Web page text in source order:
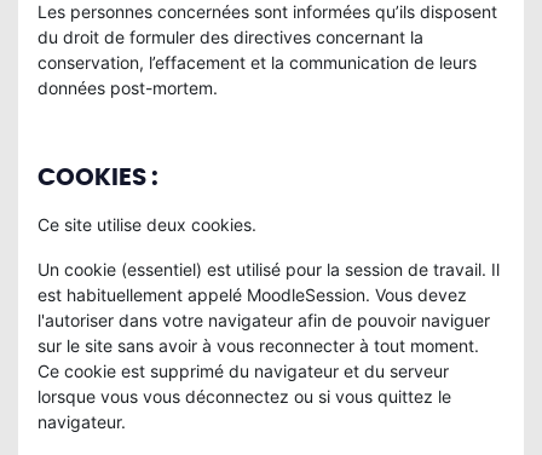
Les personnes concernées sont informées qu’ils disposent
du droit de formuler des directives concernant la
conservation, l’effacement et la communication de leurs
données post-mortem.
COOKIES :
Ce site utilise deux cookies.
Un cookie (essentiel) est utilisé pour la session de travail. Il
est habituellement appelé MoodleSession. Vous devez
l'autoriser dans votre navigateur afin de pouvoir naviguer
sur le site sans avoir à vous reconnecter à tout moment.
Ce cookie est supprimé du navigateur et du serveur
lorsque vous vous déconnectez ou si vous quittez le
navigateur.